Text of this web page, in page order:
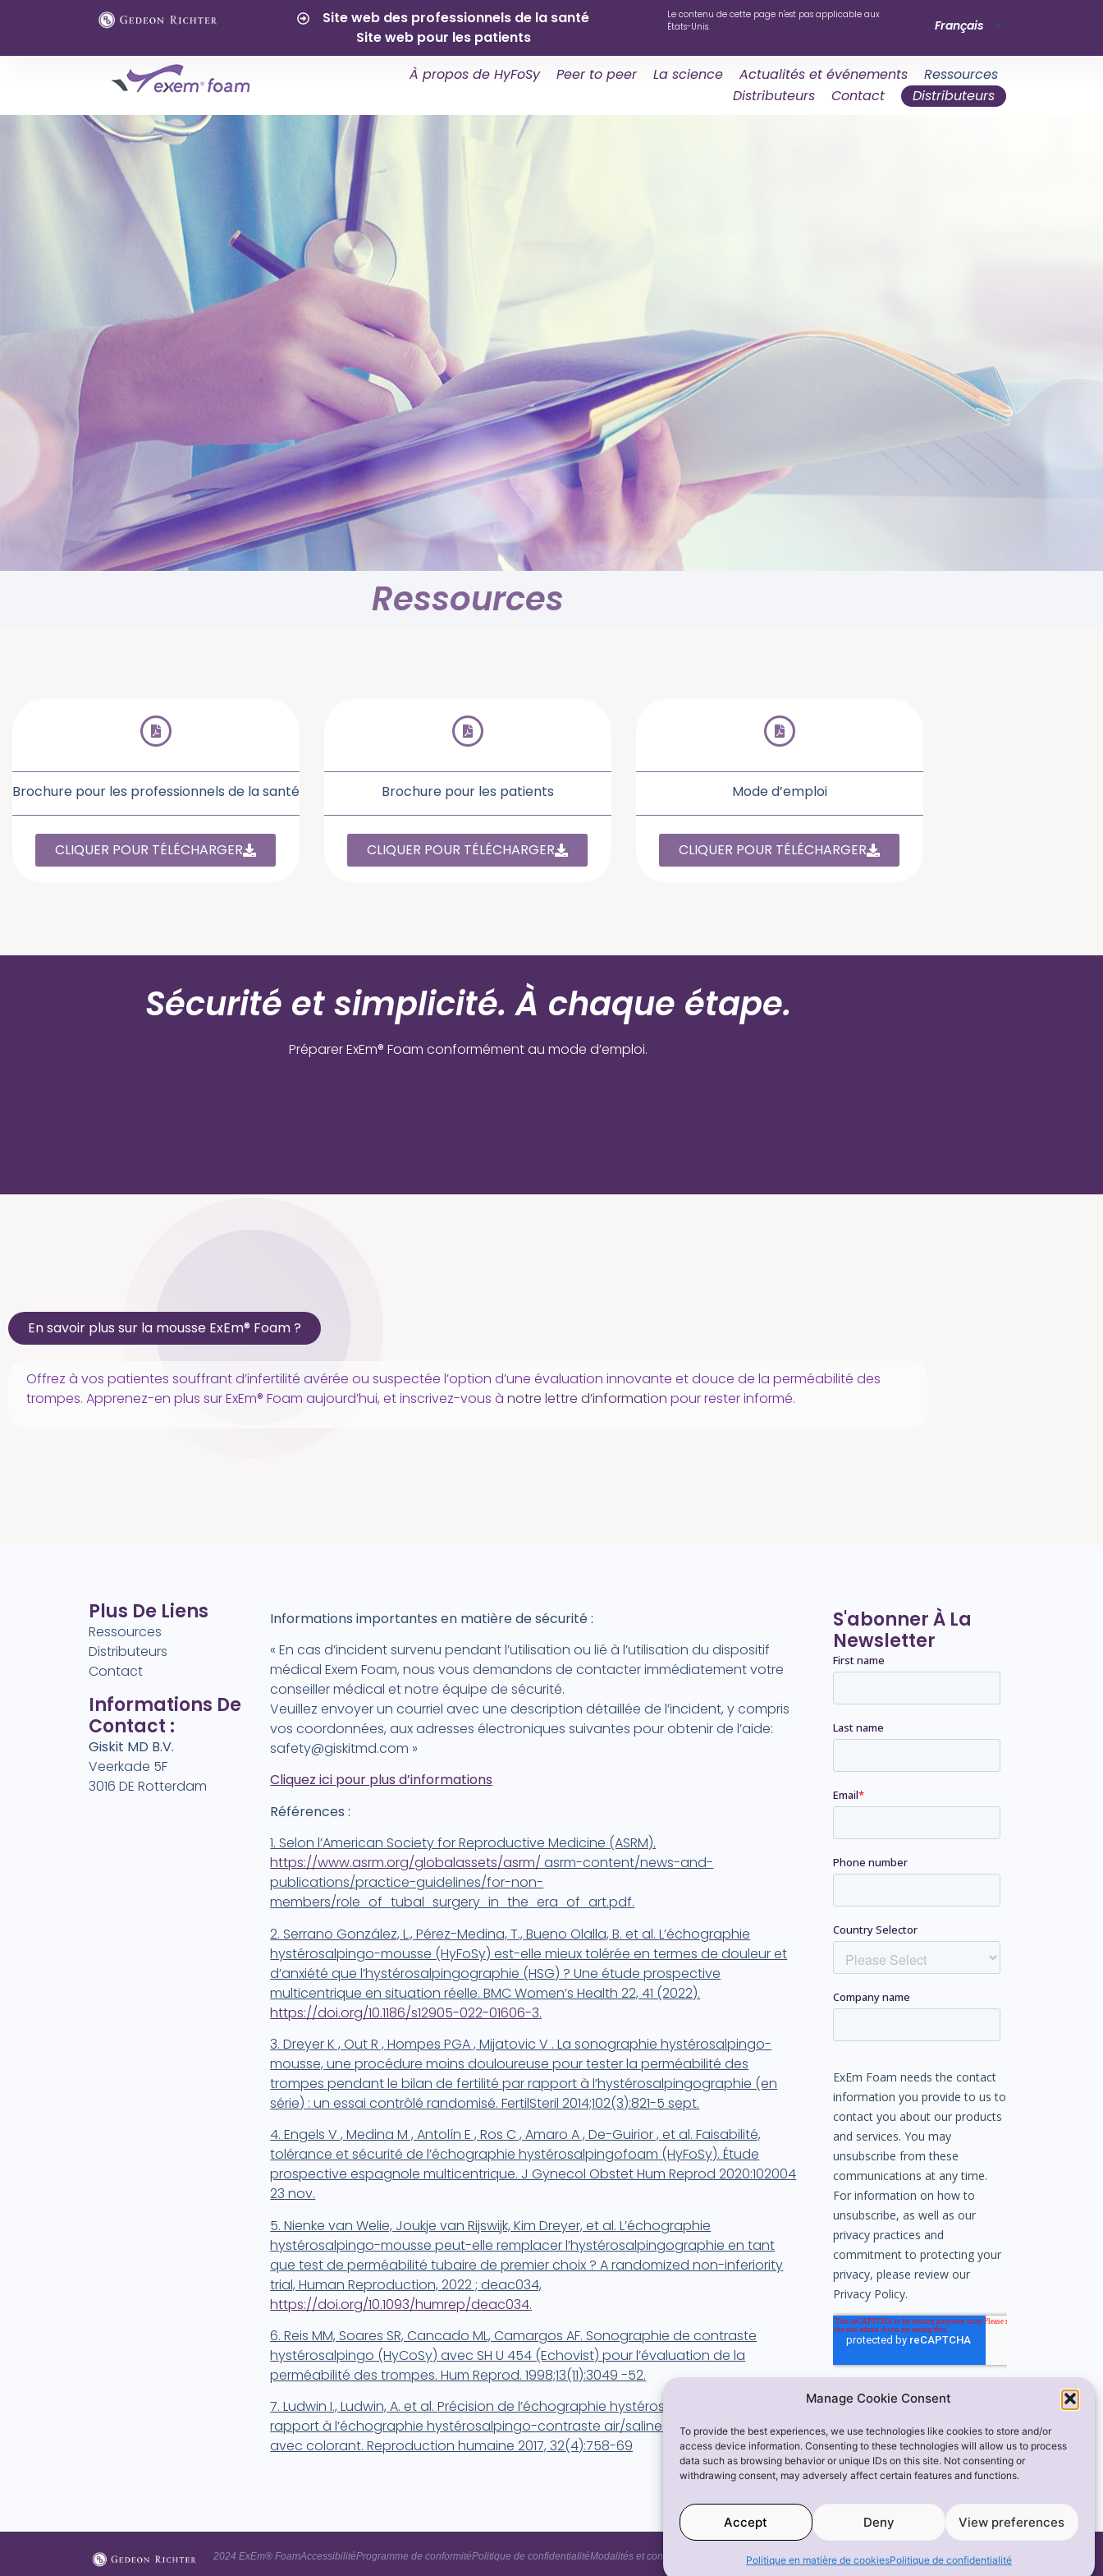
Manage Cookie Consent
To provide the best experiences, we use technologies like cookies to store and/or
access device information. Consenting to these technologies will allow us to process
data such as browsing behavior or unique IDs on this site. Not consenting or
withdrawing consent, may adversely affect certain features and functions.
Accept Deny View preferences
Politique en matière de cookiesPolitique de confidentialité
Site web des professionnels de la santé
Site web pour les patients
Le contenu de cette page n'est pas applicable aux
États-Unis.
Français
À propos de HyFoSy Peer to peer La science Actualités et événements
Ressources
Distributeurs
Contact Distributeurs
Ressources
Brochure pour les professionnels de la santé
CLIQUER POUR TÉLÉCHARGER
Brochure pour les patients
CLIQUER POUR TÉLÉCHARGER
Mode d’emploi
CLIQUER POUR TÉLÉCHARGER
Sécurité et simplicité. À chaque étape.
Préparer ExEm® Foam conformément au mode d’emploi.
En savoir plus sur la mousse ExEm® Foam ?
Offrez à vos patientes souffrant d’infertilité avérée ou suspectée l’option d’une évaluation innovante et douce de la perméabilité des
trompes. Apprenez-en plus sur ExEm® Foam aujourd’hui, et inscrivez-vous à notre lettre d’information pour rester informé.
Plus De Liens
Ressources
Distributeurs
Contact
Informations De
Contact :
Giskit MD B.V.
Veerkade 5F
3016 DE Rotterdam
Informations importantes en matière de sécurité :
« En cas d’incident survenu pendant l’utilisation ou lié à l’utilisation du dispositif
médical Exem Foam, nous vous demandons de contacter immédiatement votre
conseiller médical et notre équipe de sécurité.
Veuillez envoyer un courriel avec une description détaillée de l’incident, y compris
vos coordonnées, aux adresses électroniques suivantes pour obtenir de l’aide:
safety@giskitmd.com »
Cliquez ici pour plus d’informations
Références :
1. Selon l’American Society for Reproductive Medicine (ASRM).
https://www.asrm.org/globalassets/asrm/ asrm-content/news-and-
publications/practice-guidelines/for-non-
members/role_of_tubal_surgery_in_the_era_of_art.pdf.
2. Serrano González, L., Pérez-Medina, T., Bueno Olalla, B. et al.L’échographie
hystérosalpingo-mousse (HyFoSy) est-elle mieux tolérée en termes de douleur et
d’anxiété que l’hystérosalpingographie (HSG) ? Une étude prospective
multicentrique en situation réelle. BMC Women’s Health 22, 41 (2022).
https://doi.org/10.1186/s12905-022-01606-3.
3. Dreyer K , Out R , Hompes PGA , Mijatovic V . La sonographie hystérosalpingo-
mousse, une procédure moins douloureuse pour tester la perméabilité des
trompes pendant le bilan de fertilité par rapport à l’hystérosalpingographie (en
série) : un essai contrôlé randomisé. FertilSteril 2014;102(3):821-5 sept.
4. Engels V , Medina M , Antolín E , Ros C , Amaro A , De-Guirior , et al. Faisabilité,
tolérance et sécurité de l’échographie hystérosalpingofoam (HyFoSy). Étude
prospective espagnole multicentrique. J Gynecol Obstet Hum Reprod 2020:102004
23 nov.
5. Nienke van Welie, Joukje van Rijswijk, Kim Dreyer, et al.L’échographie
hystérosalpingo-mousse peut-elle remplacer l’hystérosalpingographie en tant
que test de perméabilité tubaire de premier choix ? A randomized non-inferiority
trial, Human Reproduction, 2022 ; deac034,
https://doi.org/10.1093/humrep/deac034.
6. Reis MM, Soares SR, Cancado ML, Camargos AF. Sonographie de contraste
hystérosalpingo (HyCoSy) avec SH U 454 (Echovist) pour l’évaluation de la
perméabilité des trompes. Hum Reprod. 1998;13(11):3049 -52.
7. Ludwin I., Ludwin, A. et al.Précision de l’échographie hystérosalpingo-mousse par
rapport à l’échographie hystérosalpingo-contraste air/saline et à la laparoscopie
avec colorant.Reproduction humaine 2017, 32(4):758-69
S'abonner À La
Newsletter
2024 ExEm® FoamAccessibilitéProgramme de conformitéPolitique de confidentialitéModalités et conditions Politique en matière de cookies